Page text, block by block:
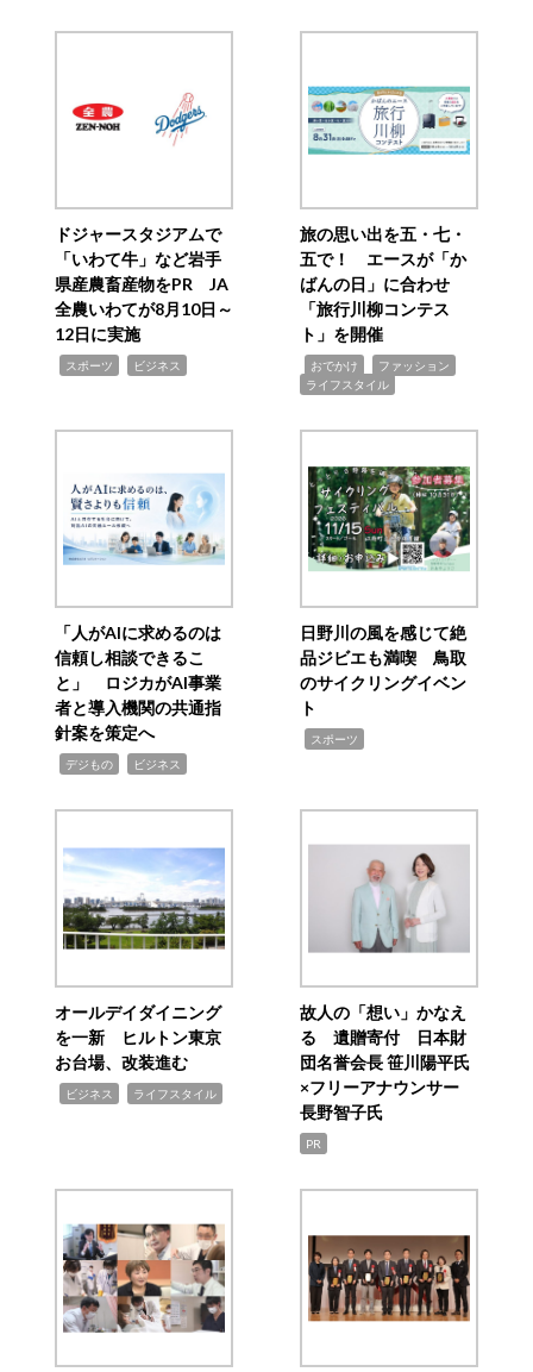
ドジャースタジアムで
「いわて牛」など岩手
県産農畜産物をPR JA
全農いわてが8月10日～
12日に実施
スポーツ ビジネス
旅の思い出を五・七・
五で！ エースが「か
ばんの日」に合わせ
「旅行川柳コンテス
ト」を開催
おでかけ ファッション
ライフスタイル
「人がAIに求めるのは
信頼し相談できるこ
と」 ロジカがAI事業
者と導入機関の共通指
針案を策定へ
デジもの ビジネス
日野川の風を感じて絶
品ジビエも満喫 鳥取
のサイクリングイベン
ト
スポーツ
オールデイダイニング
を一新 ヒルトン東京
お台場、改装進む
ビジネス ライフスタイル
故人の「想い」かなえ
る 遺贈寄付 日本財
団名誉会長 笹川陽平氏
×フリーアナウンサー
長野智子氏
PR